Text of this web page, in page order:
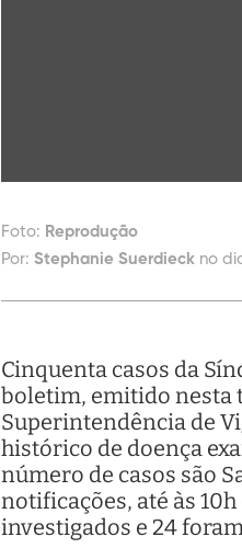
Foto: Reprodução
Por: Stephanie Suerdieck no
Cinquenta casos da
boletim, emitido nesta
Superintendência de
histórico de doença
número de casos são
notificações, até às
investigados e 24